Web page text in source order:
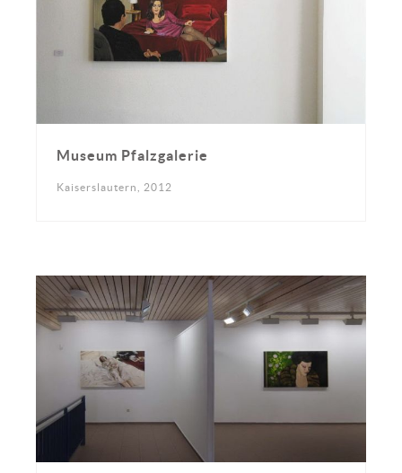
Museum Pfalzgalerie
Kaiserslautern, 2012